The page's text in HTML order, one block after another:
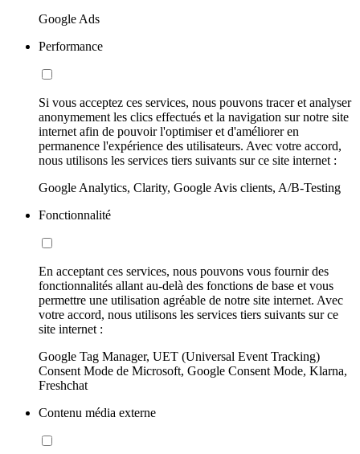
Google Ads
Performance
Si vous acceptez ces services, nous pouvons tracer et analyser
anonymement les clics effectués et la navigation sur notre site
internet afin de pouvoir l'optimiser et d'améliorer en
permanence l'expérience des utilisateurs. Avec votre accord,
nous utilisons les services tiers suivants sur ce site internet :
Google Analytics, Clarity, Google Avis clients, A/B-Testing
Fonctionnalité
En acceptant ces services, nous pouvons vous fournir des
fonctionnalités allant au-delà des fonctions de base et vous
permettre une utilisation agréable de notre site internet. Avec
votre accord, nous utilisons les services tiers suivants sur ce
site internet :
Google Tag Manager, UET (Universal Event Tracking)
Consent Mode de Microsoft, Google Consent Mode, Klarna,
Freshchat
Contenu média externe